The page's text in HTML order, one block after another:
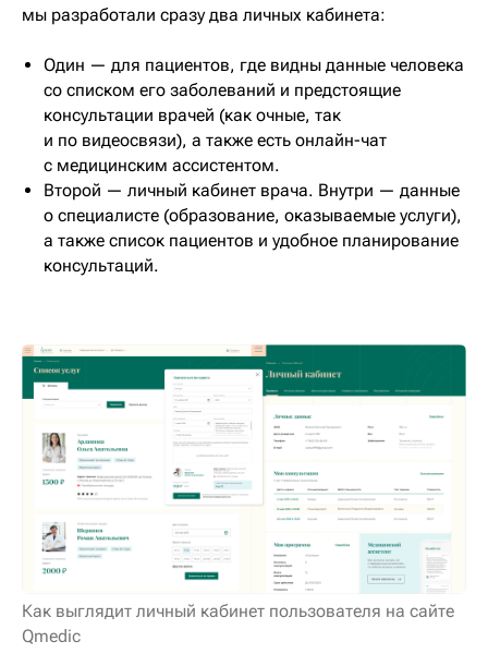
мы разработали сразу два личных кабинета:
Один — для пациентов, где видны данные человека
со списком его заболеваний и предстоящие
консультации врачей (как очные, так
и по видеосвязи), а также есть онлайн-чат
с медицинским ассистентом.
Второй — личный кабинет врача. Внутри — данные
о специалисте (образование, оказываемые услуги),
а также список пациентов и удобное планирование
консультаций.
Как выглядит личный кабинет пользователя на сайте
Qmedic